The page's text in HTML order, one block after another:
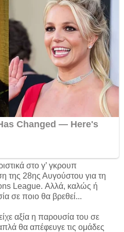
στο γ’ γκρουπ
της 28ης Αυγούστου για τη
League. Αλλά, καλώς ή
σε ποιο θα βρεθεί...
αξία η παρουσία του σε
θα απέφευγε τις ομάδες